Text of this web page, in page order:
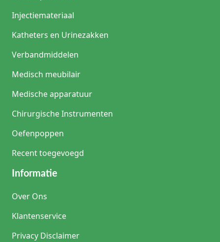
Injectiemateriaal
Katheters en Urinezakken
Verbandmiddelen
Medisch meubilair
Medische apparatuur
Chirurgische Instrumenten
Oefenpoppen
Recent toegevoegd
Informatie
Over Ons
Klantenservice
Privacy Disclaimer